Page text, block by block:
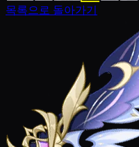
목록으로 돌아가기